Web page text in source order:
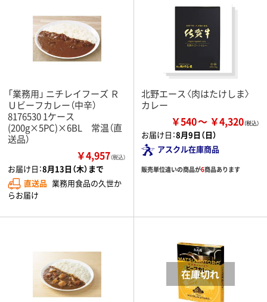
「業務用」 ニチレイフーズ Ｒ
Ｕビーフカレー（中辛）
8176530 1ケース
(200g×5PC)×6BL 常温（直
送品）
￥4,957（税込）
お届け日：8月13日（木）まで
直送品 業務用食品の久世か
らお届け
北野エース〈肉はたけしま〉
カレー
￥540 ￥4,320
お届け日：8月9日（日）
アスクル在庫商品
販売単位違いの商品が6商品あります